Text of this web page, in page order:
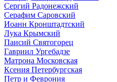
Сергий Радонежский
Серафим Саровский
Иоанн Кронштадтский
Лука Крымский
Паисий Святогорец
Гавриил Ургебадзе
Матрона Московская
Ксения Петербургская
Петр и Феврония